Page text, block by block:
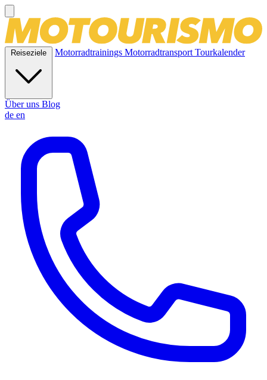
Reiseziele Motorradtrainings MotorradtransportTourkalender
Über uns Blog
de en